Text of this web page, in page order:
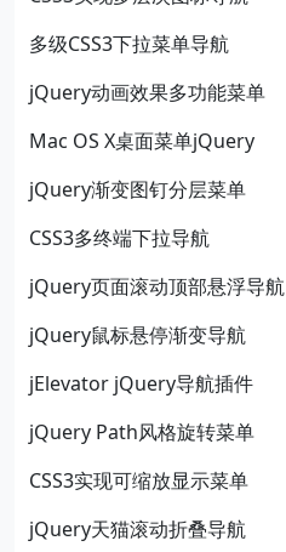
多级CSS3下拉菜单导航
jQuery动画效果多功能菜单
Mac OS X桌面菜单jQuery
jQuery渐变图钉分层菜单
CSS3多终端下拉导航
jQuery页面滚动顶部悬浮导航
jQuery鼠标悬停渐变导航
jElevator jQuery导航插件
jQuery Path风格旋转菜单
CSS3实现可缩放显示菜单
jQuery天猫滚动折叠导航